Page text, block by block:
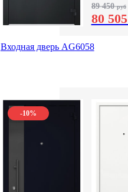
89 450руб
80 505
Входная дверь AG6058
-10%